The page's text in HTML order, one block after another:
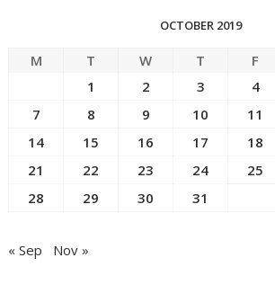
OCTOBER 2019
M T W T F
1
2 3 4
7
8 9 10 11
14
15 16 17 18
21
22 23 24 25
28
29 30 31
« Sep Nov »